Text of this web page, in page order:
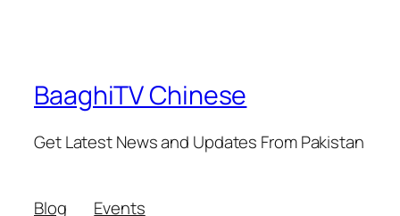
BaaghiTV Chinese
Get Latest News and Updates From Pakistan
Blog Events